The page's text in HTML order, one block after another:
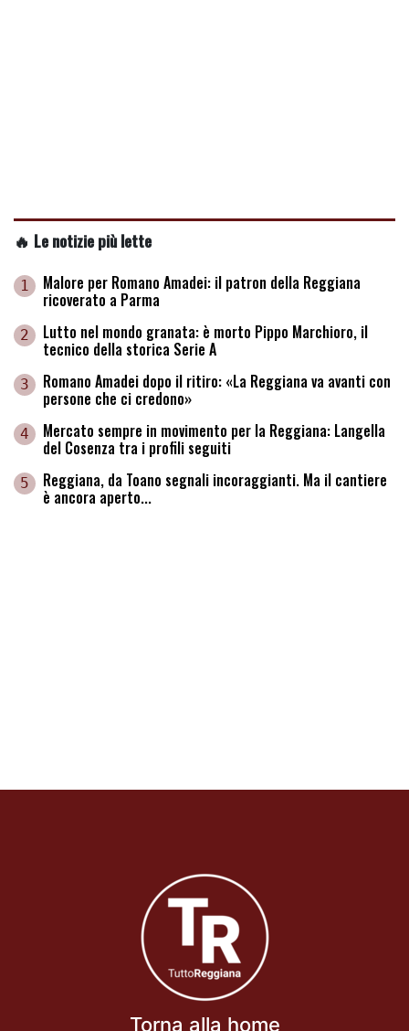
🔥 Le notizie più lette
1 Malore per Romano Amadei: il patron della Reggiana
ricoverato a Parma
2 Lutto nel mondo granata: è morto Pippo Marchioro, il
tecnico della storica Serie A
3 Romano Amadei dopo il ritiro: «La Reggiana va avanti con
persone che ci credono»
4 Mercato sempre in movimento per la Reggiana: Langella
del Cosenza tra i profili seguiti
5 Reggiana, da Toano segnali incoraggianti. Ma il cantiere
è ancora aperto...
Torna alla home